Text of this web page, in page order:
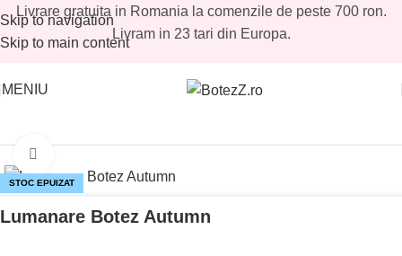
Skip to navigation
Skip to main content
Livrare gratuita in Romania la comenzile de peste 700 ron.
Livram in 23 tari din Europa.
MENIU
STOC EPUIZAT
Lumanare Botez Autumn